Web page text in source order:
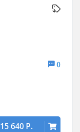
0
15 640 Р.